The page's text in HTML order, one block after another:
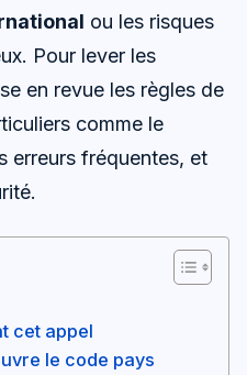
ou les risques
Pour lever les
en revue les règles de
comme le
erreurs fréquentes, et
cet appel
le code pays